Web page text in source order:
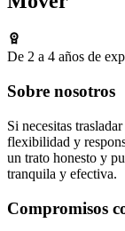
De 2 a 4 años de
Sobre nosotros
Si necesitas
flexibilidad y
un trato honesto y
tranquila y efectiva.
Compromisos